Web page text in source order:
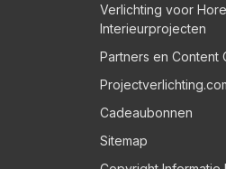
Verlichting voor
Interieurprojecten
Partners en Content
Cadeaubonnen
Sitemap